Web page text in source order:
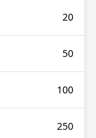
20
50
100
250